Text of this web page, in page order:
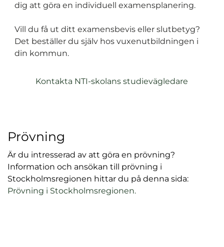
dig att göra en individuell examensplanering.
Vill du få ut ditt examensbevis eller slutbetyg?
Det beställer du själv hos vuxenutbildningen i
din kommun.
Kontakta NTI-skolans studievägledare
Prövning
Är du intresserad av att göra en prövning?
Information och ansökan till prövning i
Stockholmsregionen hittar du på denna sida:
Prövning i Stockholmsregionen.